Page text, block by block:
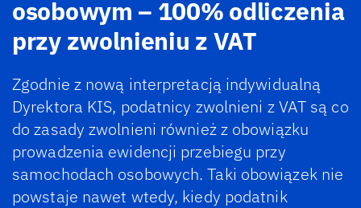
osobowym – 100% odliczenia
przy zwolnieniu z VAT
Zgodnie z nową interpretacją indywidualną
Dyrektora KIS, podatnicy zwolnieni z VAT są co
do zasady zwolnieni również z obowiązku
prowadzenia ewidencji przebiegu przy
samochodach osobowych. Taki obowiązek nie
powstaje nawet wtedy, kiedy podatnik